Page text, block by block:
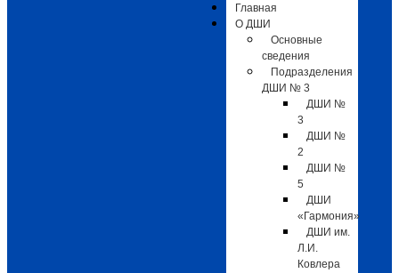
Главная
О ДШИ
Основные
сведения
Подразделения
ДШИ № 3
ДШИ №
3
ДШИ №
2
ДШИ №
5
ДШИ
«Гармония»
ДШИ им.
Л.И.
Ковлера